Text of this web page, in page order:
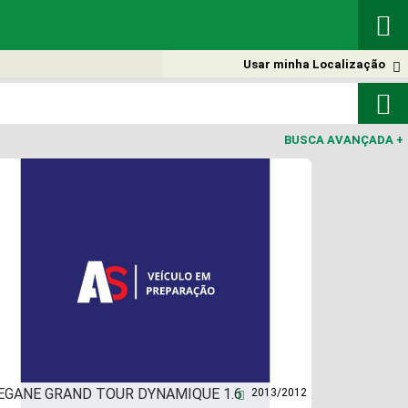


Usar minha Localização

BUSCA AVANÇADA +
GRAND TOUR DYNAMIQUE 1.6 2013/2012
